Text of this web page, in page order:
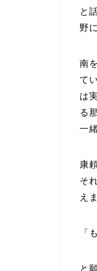
と
野
南
て
は
る
一
康
そ
え
「
と